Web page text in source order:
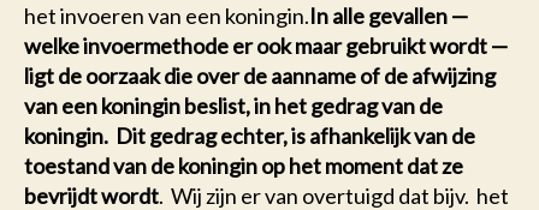
het invoeren van een koningin.In alle gevallen —
welke invoermethode er ook maar gebruikt wordt —
ligt de oorzaak die over de aanname of de afwijzing
van een koningin beslist, in het gedrag van de
koningin. Dit gedrag echter, is afhankelijk van de
toestand van de koningin op het moment dat ze
bevrijdt wordt. Wij zijn er van overtuigd dat bijv. het